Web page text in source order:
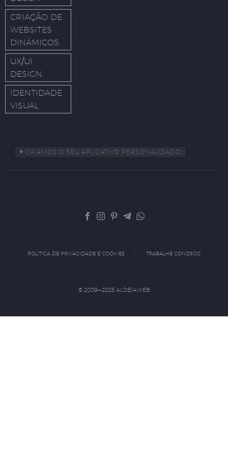
CRIAÇÃO DE
WEBSITES
DINÂMICOS
UX/UI
DESIGN
IDENTIDADE
VISUAL
CRIAMOS O SEU APLICATIVO PERSONALIZADO
POLÍTICA DE PRIVACIDADE E COOKIES TRABALHE CONOSCO
© 2009—2025 ALDEIAWEB